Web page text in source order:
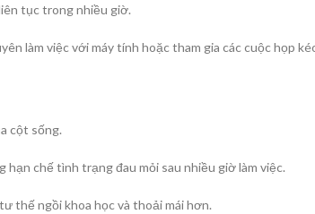
tục trong nhiều giờ.
làm việc với máy tính hoặc tham gia các cuộc họp
cột sống.
chế tình trạng đau mỏi sau nhiều giờ làm việc.
thế ngồi khoa học và thoải mái hơn.